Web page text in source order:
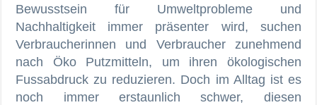
Bewusstsein für Umweltprobleme und
Nachhaltigkeit immer präsenter wird, suchen
Verbraucherinnen und Verbraucher zunehmend
nach Öko Putzmitteln, um ihren ökologischen
Fussabdruck zu reduzieren. Doch im Alltag ist es
noch immer erstaunlich schwer, diesen